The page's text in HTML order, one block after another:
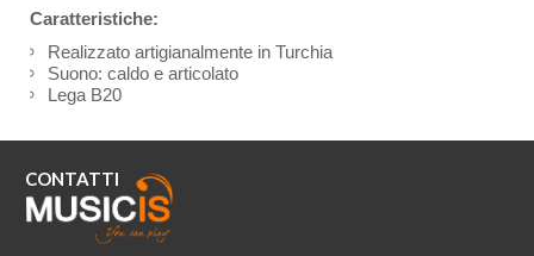
Caratteristiche:
Realizzato artigianalmente in Turchia
Suono: caldo e articolato
Lega B20
CONTATTI